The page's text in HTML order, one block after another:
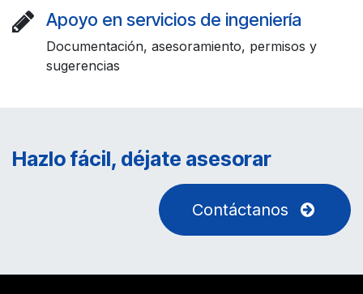
Apoyo en servicios de ingeniería
Documentación, asesoramiento, permisos y
sugerencias
Hazlo fácil, déjate asesorar
Contáctanos